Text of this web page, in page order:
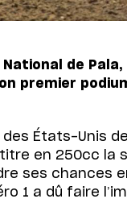
de
premier
États-Unis
en 250cc la
ses chances
1 a dû faire